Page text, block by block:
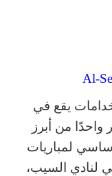
يقع في
من أبرز
لمباريات
لنادي السيب،